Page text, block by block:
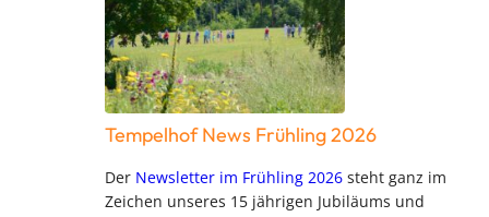
Tempelhof News Frühling 2026
Der Newsletter im Frühling 2026 steht ganz im
Zeichen unseres 15 jährigen Jubiläums und